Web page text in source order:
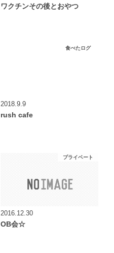
ワクチンその後とおやつ
食べたログ
2018.9.9
rush cafe
プライベート
2016.12.30
OB会☆